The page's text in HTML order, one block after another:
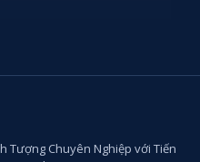
Tượng Chuyên Nghiệp với Tiến